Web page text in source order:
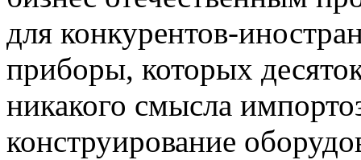
для конкурентов-
приборы, которых
никакого смысла
конструирование